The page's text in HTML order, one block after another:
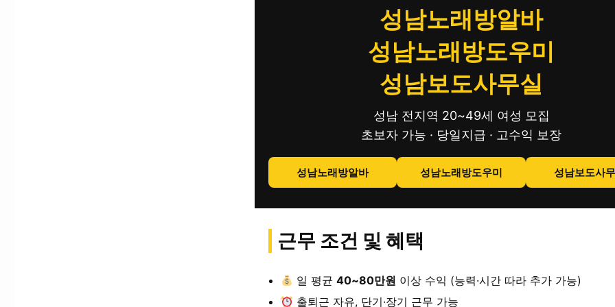
성남노래방알바
성남노래방도우미
성남보도사무실
성남 전지역 20~49세 여성 모집
초보자 가능 · 당일지급 · 고수익 보장
성남노래방알바 성남노래방도우미 성남보도사
근무 조건 및 혜택
일 평균40~80만원 이상 수익 (능력·시간 따라 추가 가능)
출퇴근 자유, 단기·장기 근무 가능